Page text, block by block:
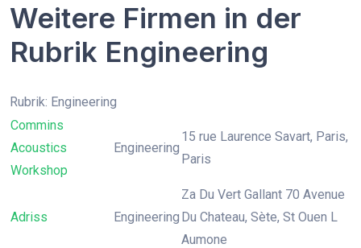
Weitere Firmen in der
Rubrik Engineering
Rubrik: Engineering
Commins
Acoustics
Workshop
Engineering
15 rue Laurence Savart, Paris,
Paris
Adriss Engineering
Za Du Vert Gallant 70 Avenue
Du Chateau, Sète, St Ouen L
Aumone